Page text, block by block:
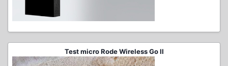
Test micro Rode Wireless Go II